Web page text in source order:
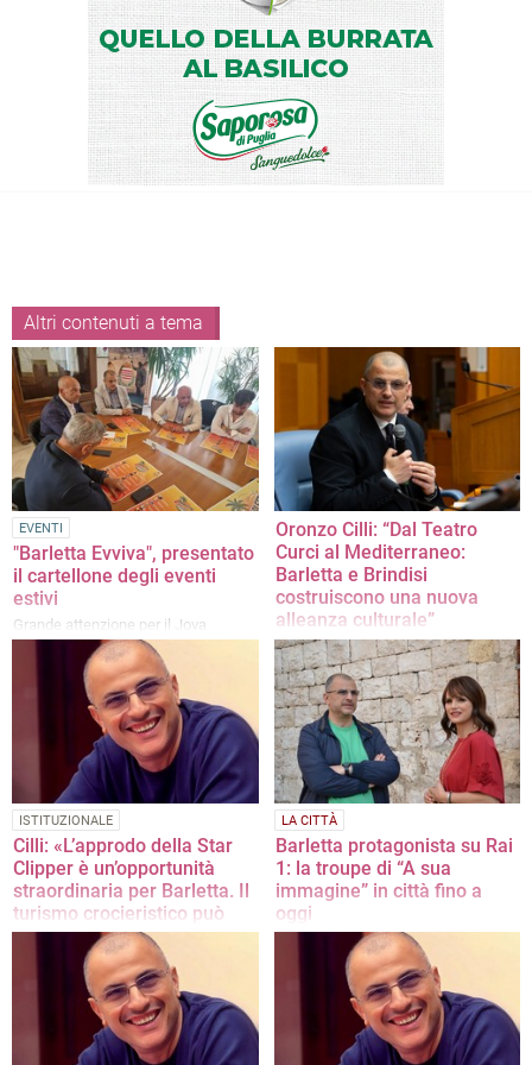
Altri contenuti a tema
EVENTI
"Barletta Evviva", presentato
il cartellone degli eventi
estivi
Grande attenzione per il Jova
Summer Party, Cilli: "Programma
ricco, monitoriamo gli step nell'area
dell'ex cartiera"
Oronzo Cilli: “Dal Teatro
Curci al Mediterraneo:
Barletta e Brindisi
costruiscono una nuova
alleanza culturale”
La nota dell'assessore alla Cultura
ISTITUZIONALE
Cilli: «L’approdo della Star
Clipper è un’opportunità
straordinaria per Barletta. Il
turismo crocieristico può
diventare una nuova
frontiera per la città»
La nota dell'assessore alla Cultura
LA CITTÀ
Barletta protagonista su Rai
1: la troupe di “A sua
immagine” in città fino a
oggi
In mostra le bellezze della città